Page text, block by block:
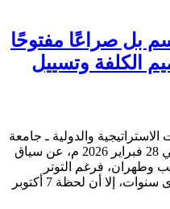
بل صراعًا مفتوحًا
الكلفة وتسييل
والدولية ـ جامعة
بغداد لا يمكن فصل اندلاع الحرب في 28 فبراير 2026 م، عن سياق
وطهران، فرغم التوتر
والتصعيد في الملف النووي على مدى سنوات، إلا أن لحظة 7 أكتوبر